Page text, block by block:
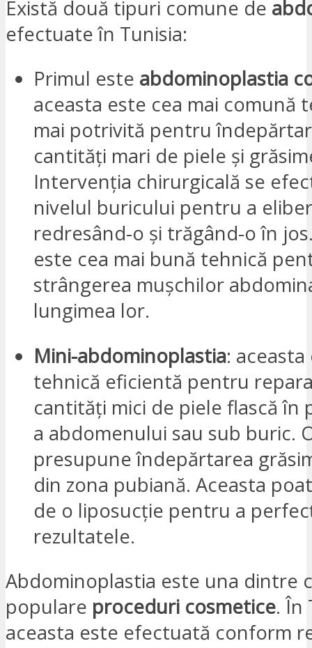
Există două tipuri comune de
efectuate în Tunisia:
Primul este abdominoplastia
aceasta este cea mai comună
mai potrivită pentru
cantități mari de piele și
Intervenția chirurgicală se
nivelul buricului pentru a
redresând-o și trăgând-o în
este cea mai bună tehnică
strângerea mușchilor
lungimea lor.
Mini-abdominoplastia:
tehnică eficientă pentru
cantități mici de piele flască în
a abdomenului sau sub buric.
presupune îndepărtarea
din zona pubiană. Aceasta
de o liposucție pentru a
rezultatele.
Abdominoplastia este una dintre
populare proceduri cosmetice. În
aceasta este efectuată conform